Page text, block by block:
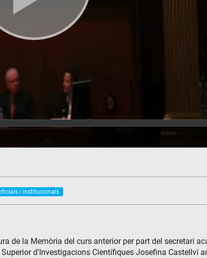
i institucionals
de la Memòria del curs anterior per part del secretari
d'Investigacions Científiques Josefina Castellví